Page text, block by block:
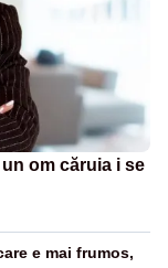
om căruia i se
e mai frumos,